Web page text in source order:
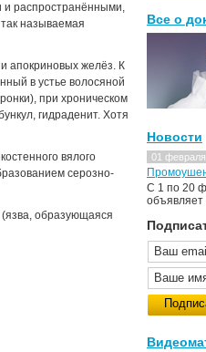
и распространёнными,
называемая
апокриновых желёз. К
в устье волосяной
при хроническом
гидраденит. Хотя
вялого
серозно-
образующаяся
Все о
Новости
01
C 1 по 20